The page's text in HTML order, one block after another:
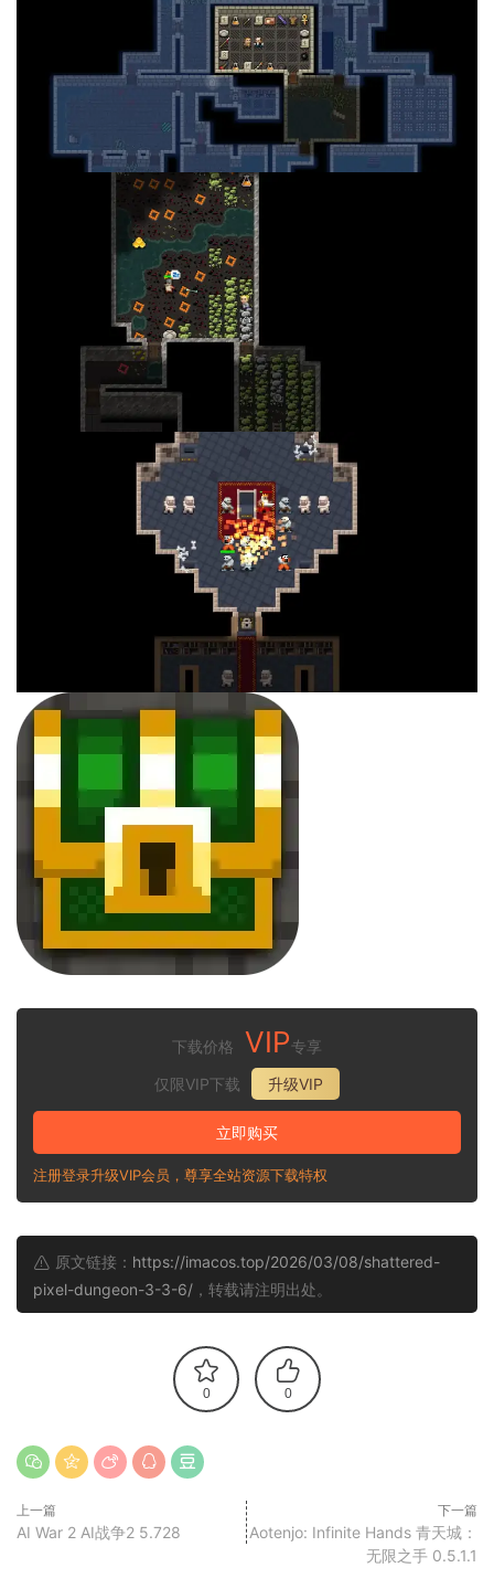
下载价格 VIP专享
仅限VIP下载
升级VIP
立即购买
注册登录升级VIP会员，尊享全站资源下载特权
原文链接： https://imacos.top/2026/03/08/shattered-
pixel-dungeon-3-3-6/ ，转载请注明出处。
0 0
上一篇
AI War 2 AI战争2 5.728
下一篇
Aotenjo: Infinite Hands 青天城：
无限之手 0.5.1.1